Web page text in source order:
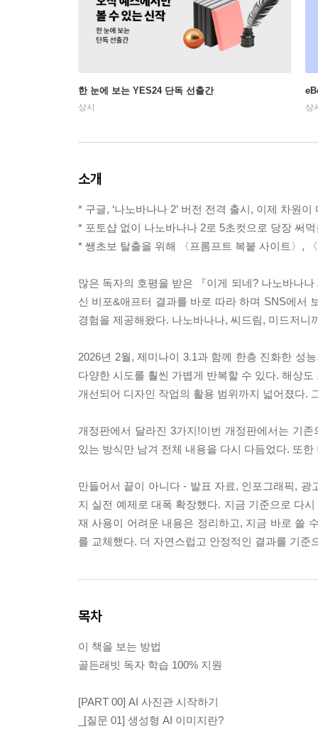
한 눈에 보는 YES24 단독 선출간
상시 상
소개
* 구글, ‘나노바나나 2’ 버전 전격 출시, 이제 차원
* 포토샵 없이 나노바나나 2로 5초컷으로 당장 써
* 쌩초보 탈출을 위해 〈프롬프트 복붙 사이트〉,
많은 독자의 호평을 받은 『이게 되네? 나노바나
신 비포&애프터 결과를 바로 따라 하며 SNS에서
경험을 제공해왔다. 나노바나나, 씨드림, 미드저
2026년 2월, 제미나이 3.1과 함께 한층 진화한 성
다양한 시도를 훨씬 가볍게 반복할 수 있다. 해상
개선되어 디자인 작업의 활용 범위까지 넓어졌다.
개정판에서 달라진 3가지!이번 개정판에서는 기
있는 방식만 남겨 전체 내용을 다시 다듬었다. 또
만들어서 끝이 아니다 - 발표 자료, 인포그래픽,
지 실전 예제로 대폭 확장했다. 지금 기준으로 다
재 사용이 어려운 내용은 정리하고, 지금 바로 쓸
를 교체했다. 더 자연스럽고 안정적인 결과를 기준
목차
이 책을 보는 방법
골든래빗 독자 학습 100% 지원
[PART 00] AI 사진관 시작하기
_[질문 01] 생성형 AI 이미지란?